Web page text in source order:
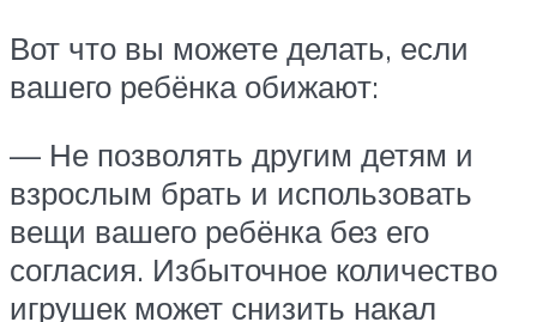
Вот что вы можете делать, если
вашего ребёнка обижают:
— Не позволять другим детям и
взрослым брать и использовать
вещи вашего ребёнка без его
согласия. Избыточное количество
игрушек может снизить накал